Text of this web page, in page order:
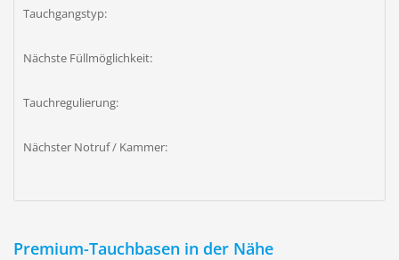
Tauchgangstyp:
Nächste Füllmöglichkeit:
Tauchregulierung:
Nächster Notruf / Kammer:
Premium-Tauchbasen in der Nähe